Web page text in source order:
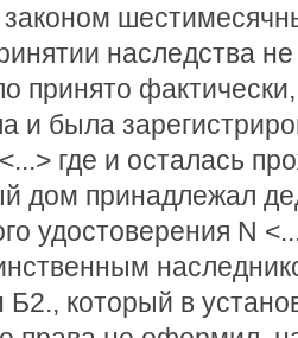
наследства
принято
и была
где и осталась
дом принадлежал
удостоверения N
Б2., который в